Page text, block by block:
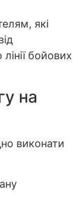
які
бойових
на
виконати